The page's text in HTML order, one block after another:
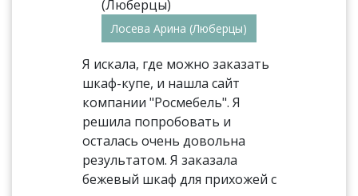
Лосева Арина (Люберцы)
Я искала, где можно заказать
шкаф-купе, и нашла сайт
компании "Росмебель". Я
решила попробовать и
осталась очень довольна
результатом. Я заказала
бежевый шкаф для прихожей с